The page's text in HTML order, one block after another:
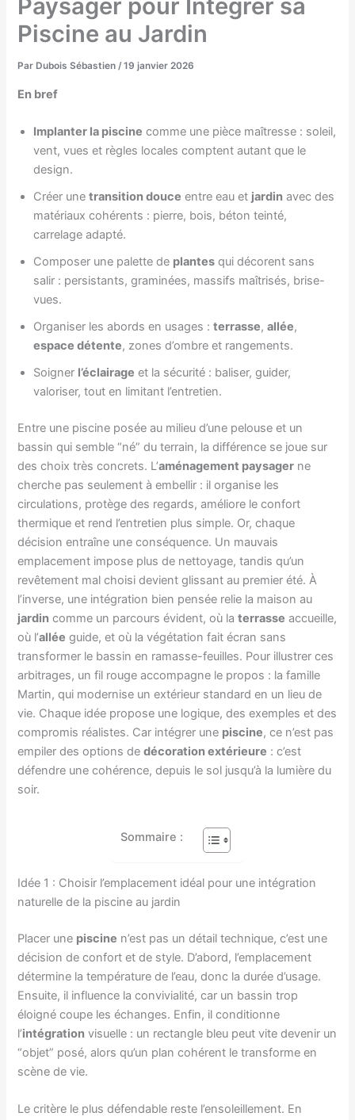
Paysager pour Intégrer sa
Piscine au Jardin
Par Dubois Sébastien/19 janvier 2026
En bref
Implanter la piscine comme une pièce maîtresse : soleil,
vent, vues et règles locales comptent autant que le
design.
Créer unetransition douce entre eau et jardin avec des
matériaux cohérents : pierre, bois, béton teinté,
carrelage adapté.
Composer une palette de plantes qui décorent sans
salir : persistants, graminées, massifs maîtrisés, brise-
vues.
Organiser les abords en usages :terrasse,allée,
espace détente, zones d’ombre et rangements.
Soigner l’éclairage et la sécurité : baliser, guider,
valoriser, tout en limitant l’entretien.
Entre une piscine posée au milieu d’une pelouse et un
bassin qui semble “né” du terrain, la différence se joue sur
des choix très concrets. L’aménagement paysager ne
cherche pas seulement à embellir : il organise les
circulations, protège des regards, améliore le confort
thermique et rend l’entretien plus simple. Or, chaque
décision entraîne une conséquence. Un mauvais
emplacement impose plus de nettoyage, tandis qu’un
revêtement mal choisi devient glissant au premier été. À
l’inverse, une intégration bien pensée relie la maison au
jardin comme un parcours évident, où laterrasse accueille,
où l’allée guide, et où la végétation fait écran sans
transformer le bassin en ramasse-feuilles. Pour illustrer ces
arbitrages, un fil rouge accompagne le propos : la famille
Martin, qui modernise un extérieur standard en un lieu de
vie. Chaque idée propose une logique, des exemples et des
compromis réalistes. Car intégrer une piscine, ce n’est pas
empiler des options dedécoration extérieure : c’est
défendre une cohérence, depuis le sol jusqu’à la lumière du
soir.
Sommaire :
Idée 1 : Choisir l’emplacement idéal pour une intégration
naturelle de la piscine au jardin
Placer une piscine n’est pas un détail technique, c’est une
décision de confort et de style. D’abord, l’emplacement
détermine la température de l’eau, donc la durée d’usage.
Ensuite, il influence la convivialité, car un bassin trop
éloigné coupe les échanges. Enfin, il conditionne
l’intégration visuelle : un rectangle bleu peut vite devenir un
“objet” posé, alors qu’un plan cohérent le transforme en
scène de vie.
Le critère le plus défendable reste l’ensoleillement. En